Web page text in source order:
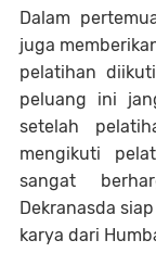
Dalam
juga
pelatihan
peluang ini
setelah
mengikuti
sangat
Dekranasda
karya dari